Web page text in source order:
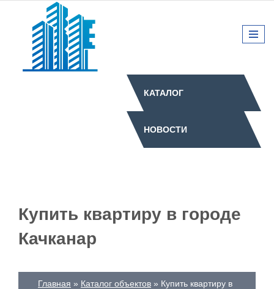
КАТАЛОГ
НОВОСТИ
Купить квартиру в городе
Качканар
Главная Каталог объектов
Купить квартиру в